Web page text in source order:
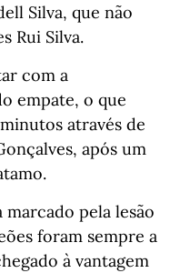
Silva, que não
Rui Silva.
com a
empate, o que
através de
após um
pela lesão
foram sempre a
à vantagem